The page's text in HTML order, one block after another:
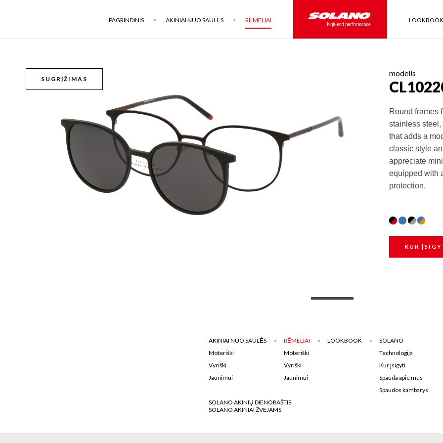
PAGRINDINIS AKINIAI NUO SAULĖS RĖMELIAI LOOKBOOK
SUGRĮŽIMAS
modelis
Round frames
stainless steel,
that adds a
classic style
appreciate
equipped with
protection.
KUR
AKINIAI NUO SAULĖS
Moteriški
Vyriški
Jaunimui
RĖMELIAI
Moteriški
Vyriški
Jaunimui
LOOKBOOK
SOLANO
Technologija
Kur įsigyti
Spauda apie mus
Spaudos kambarys
SOLANO AKINIŲ DIENORAŠTIS
SOLANO AKINIAI ŽVEJAMS